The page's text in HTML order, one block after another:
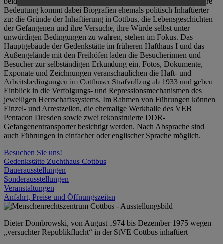
Bedeutung kommt dabei Biografien ehemals politisch Inhaftierter
zu: die Gründe der Inhaftierung in Cottbus, die Lebensgeschichten
der Gefangenen und ihre Versuche, ihre Würde selbst unter
unwürdigen Bedingungen zu wahren, stehen im Fokus. Das
Hauptgebäude der Gedenkstätte im früheren Hafthaus I und das
Außengelände mit den Freihöfen laden die Besucherinnen und
Besucher zur selbständigen Erkundung ein. Fotos, Dokumente,
Exponate und Zeichnungen veranschaulichen die Haft- und
Arbeitsbedingungen im Cottbuser Strafvollzug ab 1933 und geben
Einblick in die Verfolgungs- und Repressionsmechanismen des
jeweiligen Herrschaftssystems. Im Rahmen von Führungen können
Einzel- und Arrestzellen, die ehemalige Werkhalle des VEB
Pentacon Dresden sowie zwei rekonstruierte DDR-
Gefangenentransporter besichtigt werden. Nach Absprache sind
auch Führungen in einfacher oder englischer Sprache möglich.
Besuchen Sie uns!
Gedenkstätte Zuchthaus Cottbus
Dauerausstellungen
Sonderausstellungen
Veranstaltungen
Anfahrt, Preise und Öffnungszeiten
Dieter Dombrowski, von August 1974 bis Dezember 1975 wegen
„versuchter Republikflucht“ in der StVE Cottbus inhaftiert